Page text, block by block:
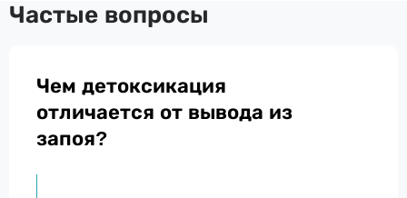
Частые вопросы
Чем детоксикация
отличается от вывода из
запоя?